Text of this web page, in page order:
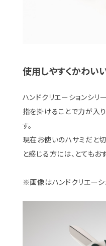
使用しやすくかわい
ハンドクリエーションシリ
指を掛けることで力が入
す。
現在お使いのハサミだと
と感じる方には、とてもお
※画像はハンドクリエーシ